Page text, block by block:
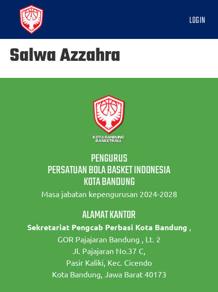
LOGIN
Salwa Azzahra
PENGURUS
PERSATUAN BOLA BASKET INDONESIA
KOTA BANDUNG
Masa jabatan kepengurusan 2024-2028
ALAMAT KANTOR
Sekretariat Pengcab Perbasi Kota Bandung ,
GOR Pajajaran Bandung , Lt. 2
Jl. Pajajaran No.37 C,
Pasir Kaliki, Kec. Cicendo
Kota Bandung, Jawa Barat 40173